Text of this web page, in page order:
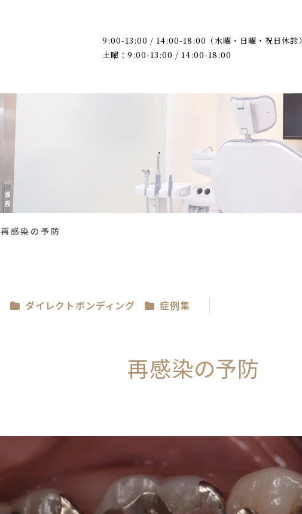
9:00-13:00 / 14:00-18:00（水曜・日曜・祝日休診）
土曜：9:00-13:00 / 14:00-18:00
再感染の予防
ダイレクトボンディング 症例集
再感染の予防